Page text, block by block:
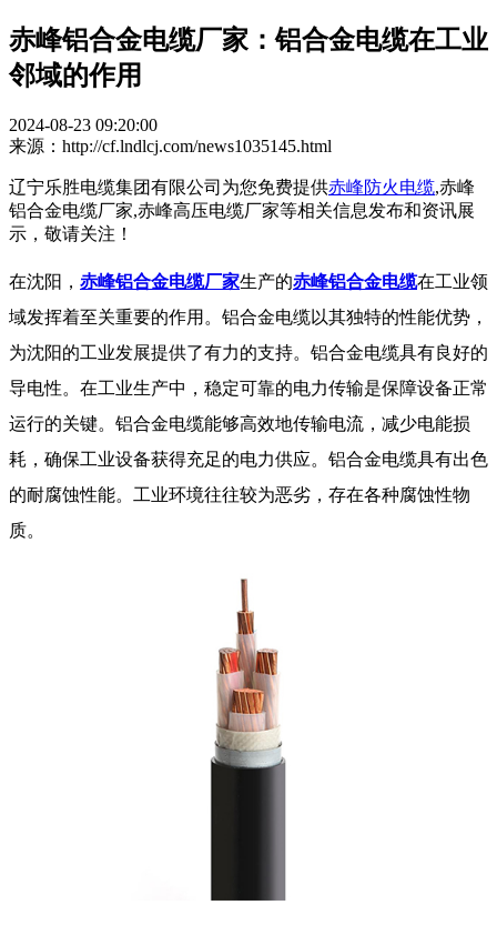
赤峰铝合金电缆厂家：铝合金电缆在工业
邻域的作用
2024-08-23 09:20:00
来源：http://cf.lndlcj.com/news1035145.html
辽宁乐胜电缆集团有限公司为您免费提供赤峰防火电缆,赤峰
铝合金电缆厂家,赤峰高压电缆厂家等相关信息发布和资讯展
示，敬请关注！
在沈阳， 赤峰铝合金电缆厂家生产的赤峰铝合金电缆在工业领
域发挥着至关重要的作用。铝合金电缆以其独特的性能优势，
为沈阳的工业发展提供了有力的支持。铝合金电缆具有良好的
导电性。在工业生产中，稳定可靠的电力传输是保障设备正常
运行的关键。铝合金电缆能够高效地传输电流，减少电能损
耗，确保工业设备获得充足的电力供应。铝合金电缆具有出色
的耐腐蚀性能。工业环境往往较为恶劣，存在各种腐蚀性物
质。